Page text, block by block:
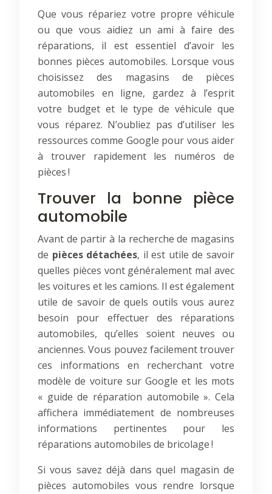
Que vous répariez votre propre véhicule
ou que vous aidiez un ami à faire des
réparations, il est essentiel d’avoir les
bonnes pièces automobiles. Lorsque vous
choisissez des magasins de pièces
automobiles en ligne, gardez à l’esprit
votre budget et le type de véhicule que
vous réparez. N’oubliez pas d’utiliser les
ressources comme Google pour vous aider
à trouver rapidement les numéros de
pièces !
Trouver la bonne pièce
automobile
Avant de partir à la recherche de magasins
de pièces détachées, il est utile de savoir
quelles pièces vont généralement mal avec
les voitures et les camions. Il est également
utile de savoir de quels outils vous aurez
besoin pour effectuer des réparations
automobiles, qu’elles soient neuves ou
anciennes. Vous pouvez facilement trouver
ces informations en recherchant votre
modèle de voiture sur Google et les mots
« guide de réparation automobile ». Cela
affichera immédiatement de nombreuses
informations pertinentes pour les
réparations automobiles de bricolage !
Si vous savez déjà dans quel magasin de
pièces automobiles vous rendre lorsque